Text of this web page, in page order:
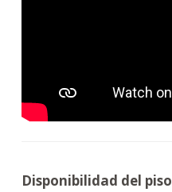
Disponibilidad del piso